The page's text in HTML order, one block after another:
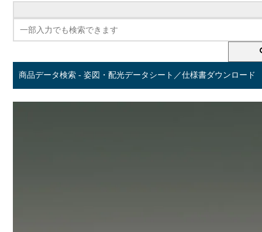
商品データ検索 - 姿図・配光データシート／仕様書ダウンロード